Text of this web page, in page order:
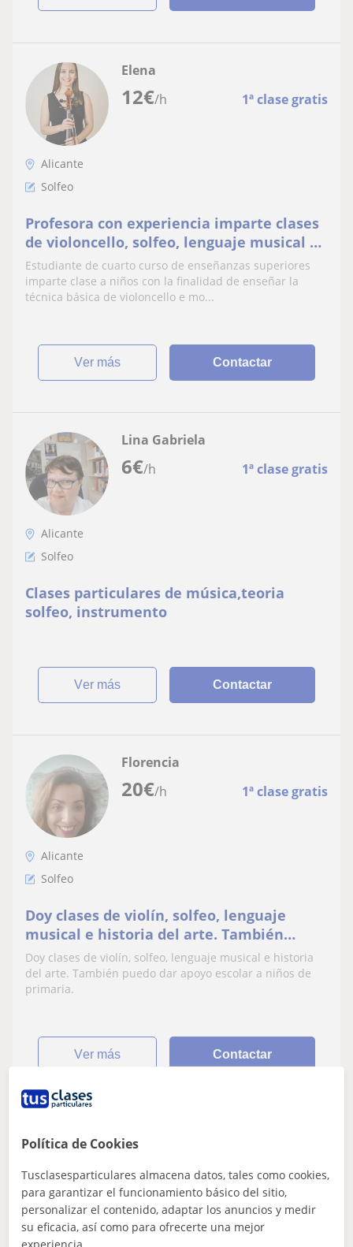
12€/h 1ª clase gratis
Elena
Alicante
Solfeo
Profesora con experiencia imparte clases
de violoncello, solfeo, lenguaje musical e
iniciación musical a niños
Estudiante de cuarto curso de enseñanzas superiores
imparte clase a niños con la finalidad de enseñar la
técnica básica de violoncello e mo...
ver más Contactar
6€/h 1ª clase gratis
Lina Gabriela
Alicante
Solfeo
Clases particulares de música,teoria
solfeo, instrumento
ver más Contactar
20€/h 1ª clase gratis
Florencia
Alicante
Solfeo
Doy clases de violín, solfeo, lenguaje
musical e historia del arte. También
puedo dar apoyo escolar a niños de
primaria
Doy clases de violín, solfeo, lenguaje musical e historia
del arte. También puedo dar apoyo escolar a niños de
primaria.
ver más Contactar
Alicante
Política de Cookies
Tusclasesparticulares almacena datos, tales como cookies,
para garantizar el funcionamiento básico del sitio,
personalizar el contenido, adaptar los anuncios y medir
su eficacia, así como para ofrecerte una mejor
experiencia.